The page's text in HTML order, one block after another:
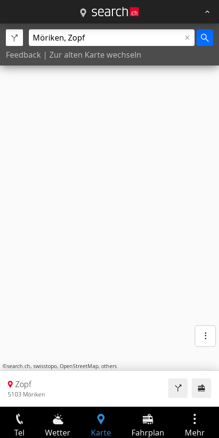
Feedback | Zur alten Karte wechseln
©search.ch, swisstopo, OpenStreetMap, others
Zopf
5103 Möriken
Tel Wetter Karte Fahrplan Mehr